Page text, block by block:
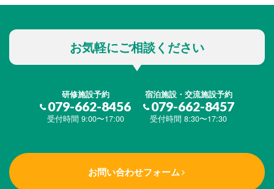
お気軽にご相談ください
研修施設予約
079-662-8456
受付時間 9:00〜17:00
宿泊施設・交流施設予約
079-662-8457
受付時間 8:30〜17:30
お問い合わせフォーム